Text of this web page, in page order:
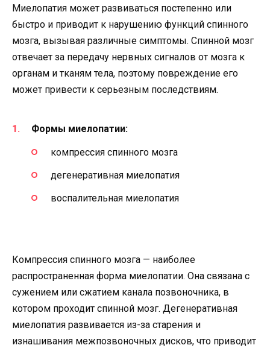
Миелопатия может развиваться постепенно или
быстро и приводит к нарушению функций спинного
мозга, вызывая различные симптомы. Спинной мозг
отвечает за передачу нервных сигналов от мозга к
органам и тканям тела, поэтому повреждение его
может привести к серьезным последствиям.
Формы миелопатии:
компрессия спинного мозга
дегенеративная миелопатия
воспалительная миелопатия
Компрессия спинного мозга — наиболее
распространенная форма миелопатии. Она связана с
сужением или сжатием канала позвоночника, в
котором проходит спинной мозг. Дегенеративная
миелопатия развивается из-за старения и
изнашивания межпозвоночных дисков, что приводит